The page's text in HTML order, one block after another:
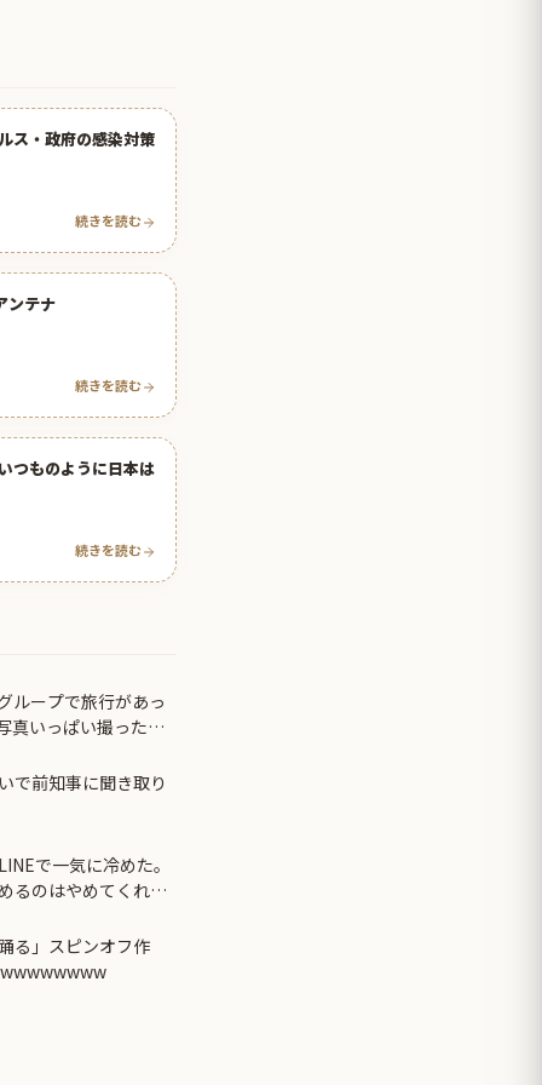
ス・政府の感染対策
続きを読む
ンテナ
続きを読む
つものように日本は
続きを読む
ループで旅行があっ
真いっぱい撮った」
で前知事に聞き取り
で一気に冷めた。
るのはやめてくれ」
る」スピンオフ作